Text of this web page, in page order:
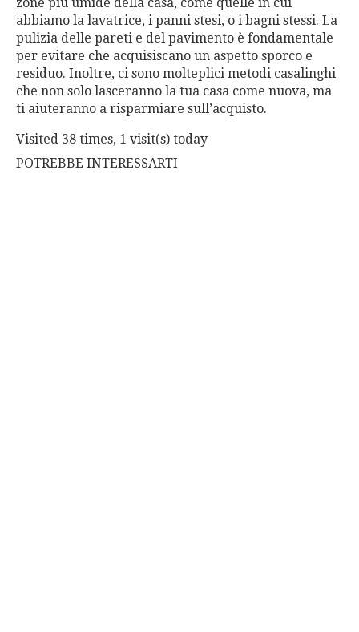
abbiamo la lavatrice, i panni stesi, o i bagni stessi. La
pulizia delle pareti e del pavimento è fondamentale
per evitare che acquisiscano un aspetto sporco e
residuo. Inoltre, ci sono molteplici metodi casalinghi
che non solo lasceranno la tua casa come nuova, ma
ti aiuteranno a risparmiare sull’acquisto.
Visited 38 times, 1 visit(s) today
POTREBBE INTERESSARTI